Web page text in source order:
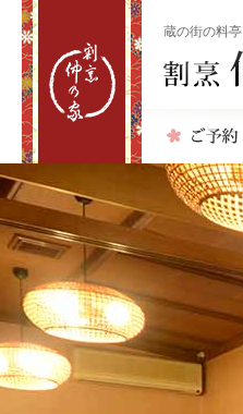
蔵の街の料亭